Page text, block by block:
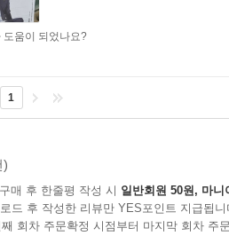
도움이 되었나요?
1
)
매 후 한줄평 작성 시 일반회원 50원, 마니
드 후 작성한 리뷰만 YES포인트 지급됩니
회차 주문확정 시점부터 마지막 회차 주